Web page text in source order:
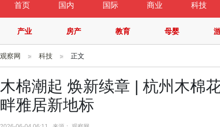
首页 国内 国际 商业 科技
产业 房产 教育 母婴
观察网 科技 正文
木棉潮起 焕新续章 | 杭州木棉
畔雅居新地标